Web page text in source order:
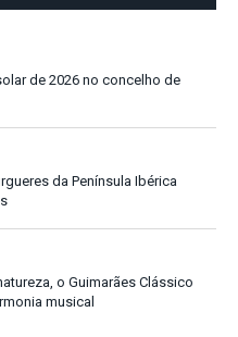
de 2026 no concelho de
da Península Ibérica
o Guimarães Clássico
musical